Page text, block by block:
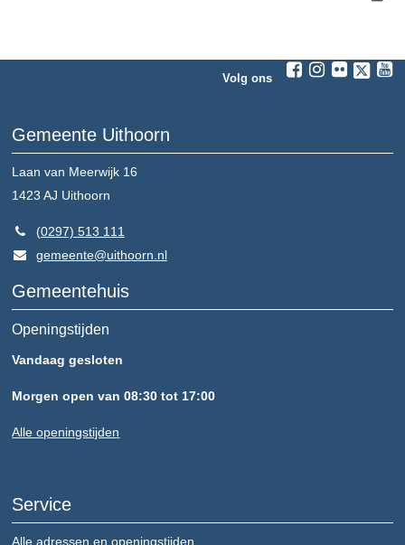
Volg ons
Gemeente Uithoorn
Laan van Meerwijk 16
1423 AJ Uithoorn
(0297) 513 111
gemeente@uithoorn.nl
Gemeentehuis
Openingstijden
Vandaag gesloten
Morgen open van 08:30 tot 17:00
Alle openingstijden
Service
Alle adressen en openingstijden